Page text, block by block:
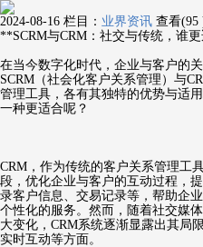
2024-08-16 栏目： 业界资讯 查看(95
**SCRM与CRM：社交与传统，谁
在当今数字化时代，企业与客户的
SCRM（社会化客户关系管理）与
管理工具，各有其独特的优势与适
一种更适合呢？
CRM，作为传统的客户关系管理工
段，优化企业与客户的互动过程，
录客户信息、交易记录等，帮助企
个性化的服务。然而，随着社交媒
大变化，CRM系统逐渐显露出其局
实时互动等方面。